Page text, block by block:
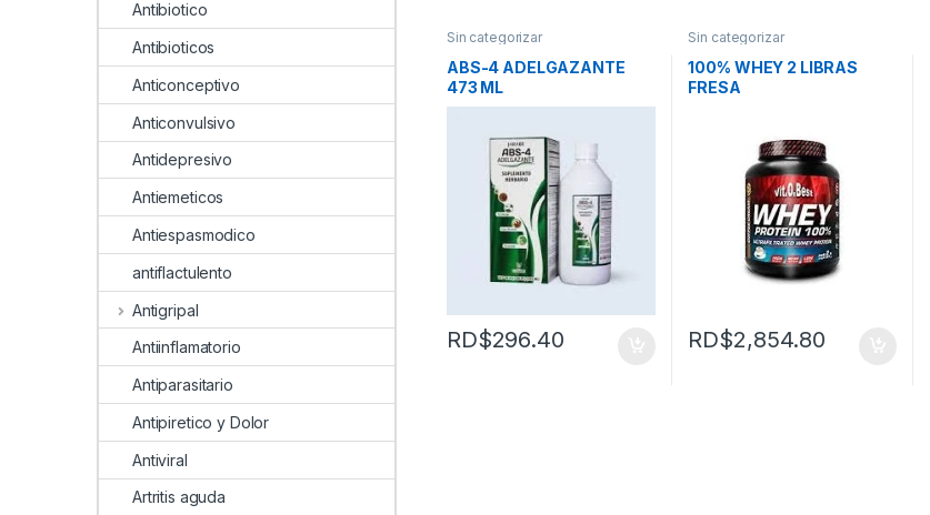
Sin categorizar
ABS-4 ADELGAZANTE
473 ML
RD$296.40
Sin categorizar
100% WHEY 2 LIBRAS
FRESA
RD$2,854.80
Antibiotico
Antibioticos
Anticonceptivo
Anticonvulsivo
Antidepresivo
Antiemeticos
Antiespasmodico
antiflactulento
Antigripal
Antiinflamatorio
Antiparasitario
Antipiretico y Dolor
Antiviral
Artritis aguda